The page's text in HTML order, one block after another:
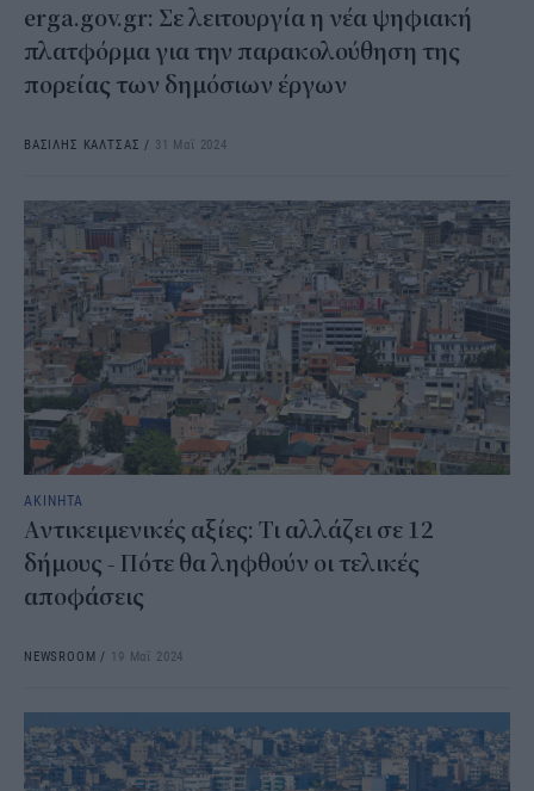
erga.gov.gr: Σε λειτουργία η νέα ψηφιακή
πλατφόρμα για την παρακολούθηση της
πορείας των δημόσιων έργων
ΒΑΣΙΛΗΣ ΚΑΛΤΣΑΣ / 31 Μαΐ 2024
ΑΚΙΝΗΤΑ
Αντικειμενικές αξίες: Τι αλλάζει σε 12
δήμους - Πότε θα ληφθούν οι τελικές
αποφάσεις
NEWSROOM / 19 Μαΐ 2024